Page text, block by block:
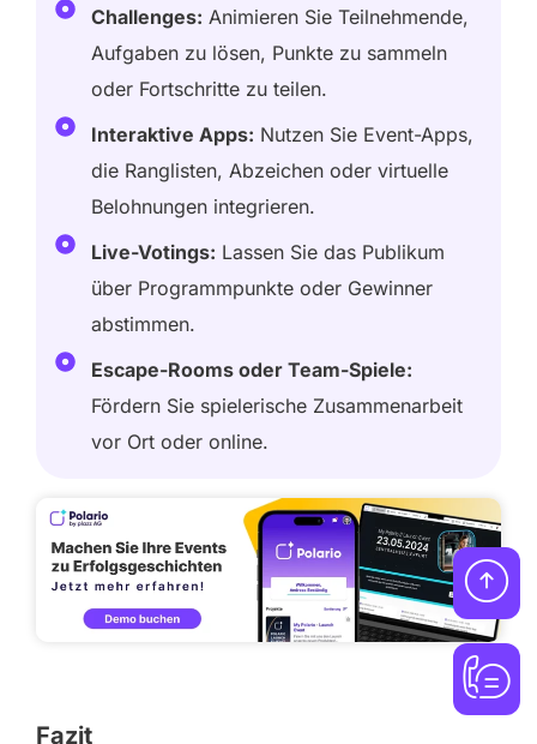
Challenges: Animieren Sie Teilnehmende,
Aufgaben zu lösen, Punkte zu sammeln
oder Fortschritte zu teilen.
Interaktive Apps: Nutzen Sie Event-Apps,
die Ranglisten, Abzeichen oder virtuelle
Belohnungen integrieren.
Live-Votings: Lassen Sie das Publikum
über Programmpunkte oder Gewinner
abstimmen.
Escape-Rooms oder Team-Spiele:
Fördern Sie spielerische Zusammenarbeit
vor Ort oder online.
Fazit